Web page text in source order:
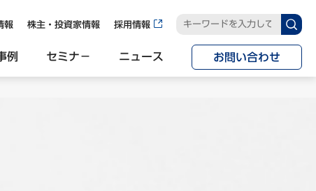
報 株主・投資家情報 採用情報
例 セミナ− ニュース お問い合わせ